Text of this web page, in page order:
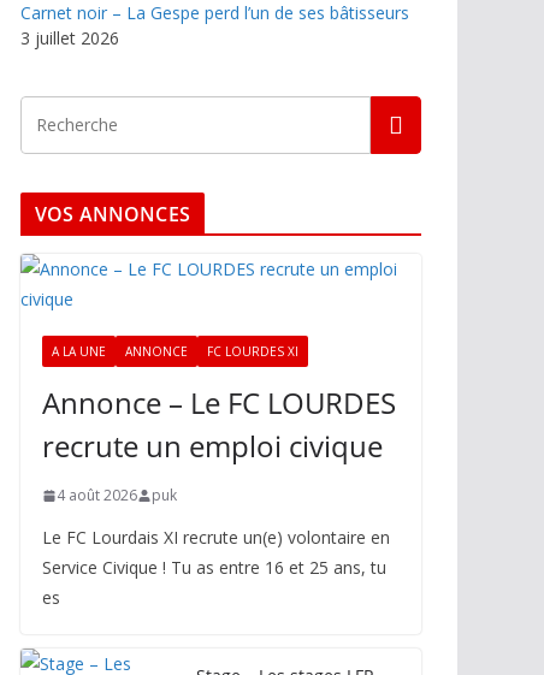
Carnet noir – La Gespe perd l’un de ses bâtisseurs
3 juillet 2026
VOS ANNONCES
A LA UNE ANNONCE FC LOURDES XI
Annonce – Le FC LOURDES
recrute un emploi civique
4 août 2026 puk
Le FC Lourdais XI recrute un(e) volontaire en
Service Civique ! Tu as entre 16 et 25 ans, tu
es